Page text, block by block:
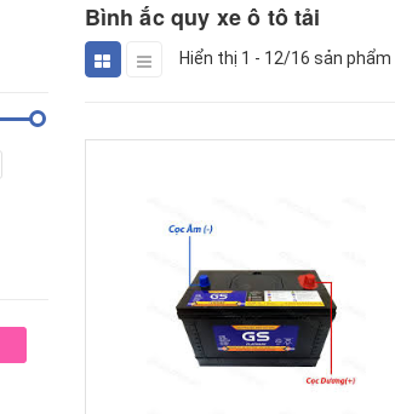
Bình ắc quy xe ô tô tải
Hiển thị 1 - 12/16 sản phẩm